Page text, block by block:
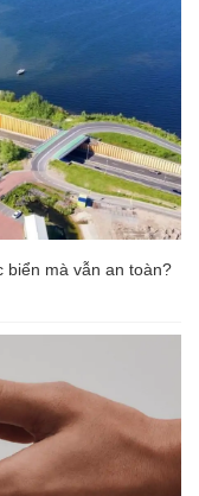
mà vẫn an toàn?